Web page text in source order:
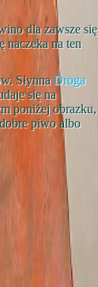
dla zawsze się
naczeka na ten
Słynna Droga
się na
poniżej obrazku,
piwo albo